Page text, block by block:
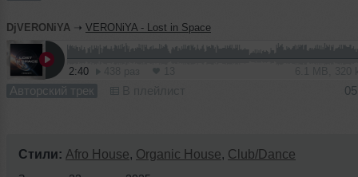
DjVERONiYA ➝ VERONiYA - Lost in Space
2:40
Авторский трек
Стили: Afro House, Organic House, Club/Dance